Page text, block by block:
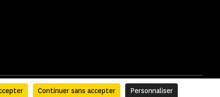
Continuer sans accepter Personnaliser